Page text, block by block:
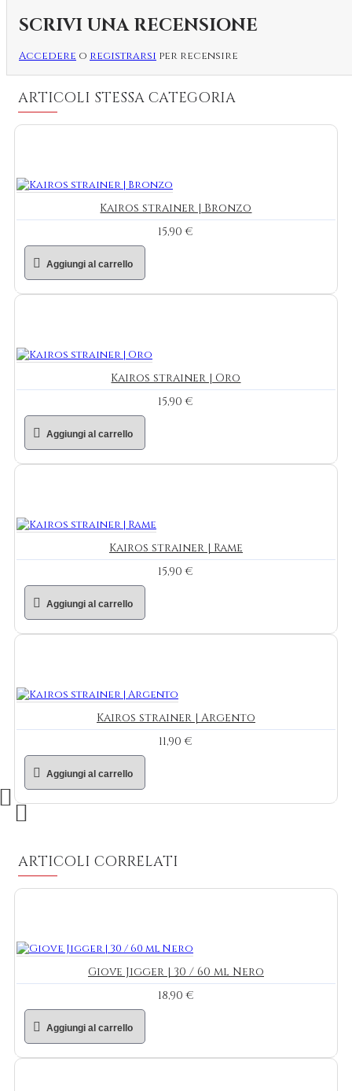
SCRIVI UNA RECENSIONE
Accedere o registrarsi per recensire
ARTICOLI STESSA CATEGORIA
Kairos strainer | Bronzo
15,90 €
Aggiungi al carrello
Kairos strainer | Oro
15,90 €
Aggiungi al carrello
Kairos strainer | Rame
15,90 €
Aggiungi al carrello
Kairos strainer | Argento
11,90 €
Aggiungi al carrello
ARTICOLI CORRELATI
Giove Jigger | 30 / 60 ml Nero
18,90 €
Aggiungi al carrello